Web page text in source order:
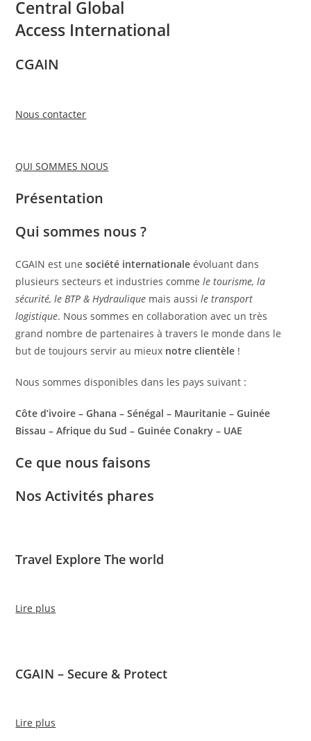
Central Global
Access International
CGAIN
Nous contacter
QUI SOMMES NOUS
Présentation
Qui sommes nous ?
CGAIN est unesociété internationale évoluant dans
plusieurs secteurs et industries commele tourisme, la
sécurité, le BTP & Hydraulique mais aussile transport
logistique. Nous sommes en collaboration avec un très
grand nombre de partenaires à travers le monde dans le
but de toujours servir au mieux notre clientèle !
Nous sommes disponibles dans les pays suivant :
Côte d’ivoire – Ghana – Sénégal – Mauritanie – Guinée
Bissau – Afrique du Sud – Guinée Conakry – UAE
Ce que nous faisons
Nos Activités phares
Travel Explore The world
Lire plus
CGAIN – Secure & Protect
Lire plus